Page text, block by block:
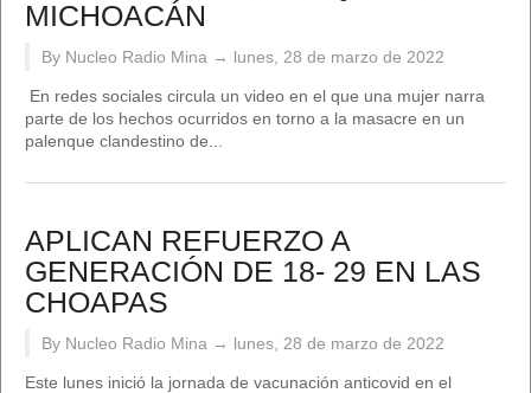
MICHOACÁN
By Nucleo Radio Mina → lunes, 28 de marzo de 2022
En redes sociales circula un video en el que una mujer narra
parte de los hechos ocurridos en torno a la masacre en un
palenque clandestino de...
APLICAN REFUERZO A
GENERACIÓN DE 18- 29 EN LAS
CHOAPAS
By Nucleo Radio Mina → lunes, 28 de marzo de 2022
Este lunes inició la jornada de vacunación anticovid en el